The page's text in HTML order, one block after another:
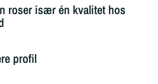
roser især én kvalitet hos
profil